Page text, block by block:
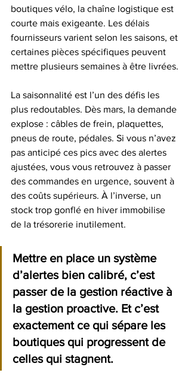
boutiques vélo, la chaîne logistique est
courte mais exigeante. Les délais
fournisseurs varient selon les saisons, et
certaines pièces spécifiques peuvent
mettre plusieurs semaines à être livrées.
La saisonnalité est l’un des défis les
plus redoutables. Dès mars, la demande
explose : câbles de frein, plaquettes,
pneus de route, pédales. Si vous n’avez
pas anticipé ces pics avec des alertes
ajustées, vous vous retrouvez à passer
des commandes en urgence, souvent à
des coûts supérieurs. À l’inverse, un
stock trop gonflé en hiver immobilise
de la trésorerie inutilement.
Mettre en place un système
d’alertes bien calibré, c’est
passer de la gestion réactive à
la gestion proactive. Et c’est
exactement ce qui sépare les
boutiques qui progressent de
celles qui stagnent.